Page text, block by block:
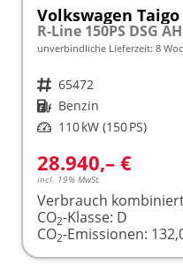
Volkswagen Taigo
unverbindliche Lieferzeit: 8
Fahrzeugnr. 65472
Kraftstoff Benzin
Leistung 110 kW (150 PS)
28.940,– €
incl. 19% MwSt.
Verbrauch
CO2-Klasse: D
CO2-Emissionen: